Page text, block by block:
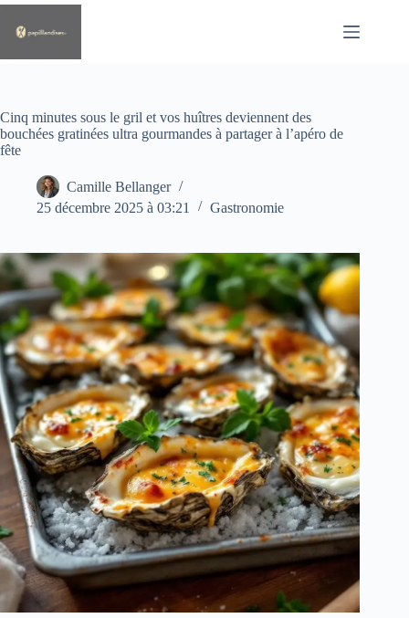
Passer
contenu
Cinq minutes sous le gril et vos huîtres deviennent des
bouchées gratinées ultra gourmandes à partager à l’apéro de
fête
Camille Bellanger
25 décembre 2025 à 03:21
Gastronomie